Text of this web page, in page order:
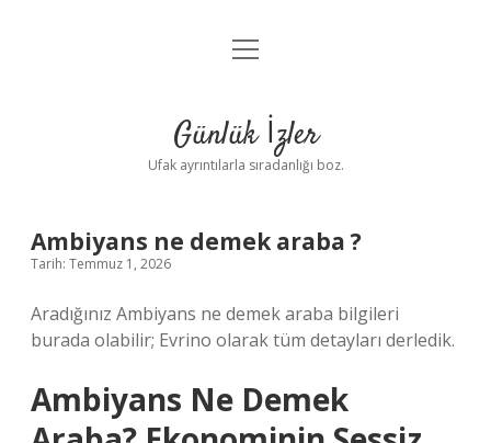
Anasayfa
Yasal Uyarı
menüyü
Günlük İzler
Ufak ayrıntılarla sıradanlığı boz.
Ambiyans ne demek araba ?
Tarih: Temmuz 1, 2026
Aradığınız Ambiyans ne demek araba bilgileri
burada olabilir; Evrino olarak tüm detayları derledik.
Ambiyans Ne Demek